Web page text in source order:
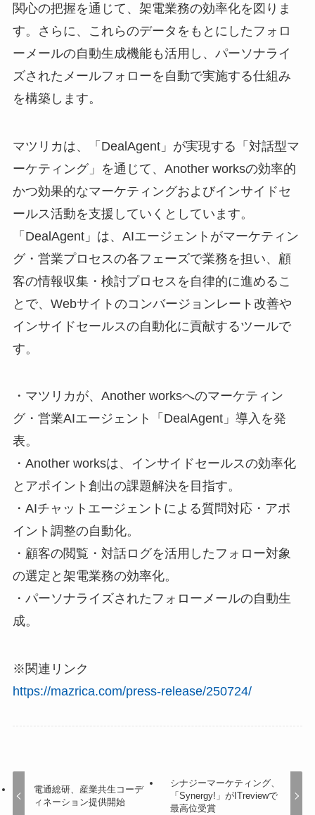
関心の把握を通じて、架電業務の効率化を図りま
す。さらに、これらのデータをもとにしたフォロ
ーメールの自動生成機能も活用し、パーソナライ
ズされたメールフォローを自動で実施する仕組み
を構築します。
マツリカは、「DealAgent」が実現する「対話型マ
ーケティング」を通じて、Another worksの効率的
かつ効果的なマーケティングおよびインサイドセ
ールス活動を支援していくとしています。
「DealAgent」は、AIエージェントがマーケティン
グ・営業プロセスの各フェーズで業務を担い、顧
客の情報収集・検討プロセスを自律的に進めるこ
とで、Webサイトのコンバージョンレート改善や
インサイドセールスの自動化に貢献するツールで
す。
・マツリカが、Another worksへのマーケティン
グ・営業AIエージェント「DealAgent」導入を発
表。
・Another worksは、インサイドセールスの効率化
とアポイント創出の課題解決を目指す。
・AIチャットエージェントによる質問対応・アポ
イント調整の自動化。
・顧客の閲覧・対話ログを活用したフォロー対象
の選定と架電業務の効率化。
・パーソナライズされたフォローメールの自動生
成。
※関連リンク
https://mazrica.com/press-release/250724/
電通総研、産業共生コーデ
ィネーション提供開始
シナジーマーケティング、
「Synergy!」がITreviewで
最高位受賞